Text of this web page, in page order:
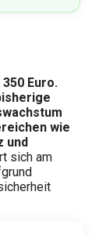
Euro.
wie
und
sich am